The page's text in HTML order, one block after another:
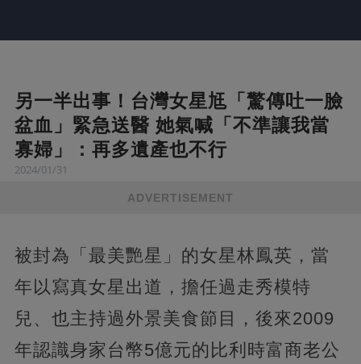
另一半出事！台灣女星尪「驚傳吐一臉
盆血」緊急送醫 她氣喊「不準讓我當
寡婦」：再多遺產也不行
2024/01/31
ADVERTISEMENT
被封為「最美艷星」的女星林鳳英，當
年以寫真女星出道，擔任過走秀模特
兒、也主持過外景美食節目，後來2009
年認識身家台幣5億元的比利時富商老公